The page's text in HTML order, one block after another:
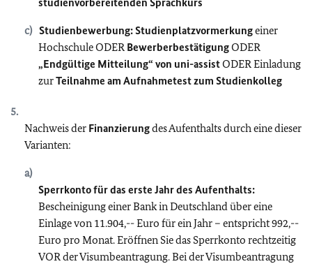
Studienbewerbung: Studienplatzvormerkungeiner
Hochschule ODER BewerberbestätigungODER
„Endgültige Mitteilung“ von uni-assistODER Einladung
zurTeilnahme am Aufnahmetest zum Studienkolleg
Nachweis der Finanzierungdes Aufenthalts durch eine dieser
Varianten:
Sperrkonto für das erste Jahr des Aufenthalts:
Bescheinigung einer Bank in Deutschland über eine
Einlage von 11.904,-- Euro für ein Jahr – entspricht 992,--
Euro pro Monat. Eröffnen Sie das Sperrkonto rechtzeitig
VOR der Visumbeantragung. Bei der Visumbeantragung